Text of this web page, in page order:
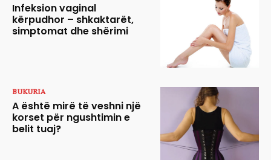
Infeksion vaginal
kërpudhor – shkaktarët,
simptomat dhe shërimi
BUKURIA
A është mirë të veshni një
korset për ngushtimin e
belit tuaj?